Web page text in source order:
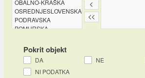
Pokrit objekt
DA NE
NI PODATKA